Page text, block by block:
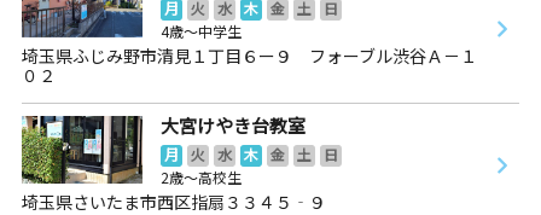
月 火 水 木 金 土
日
4歳～中学生
埼玉県ふじみ野市清見１丁目６ー９ フォーブル渋谷Ａ－１
０２
大宮けやき台教室
月 火 水 木 金 土
日
2歳～高校生
埼玉県さいたま市西区指扇３３４５‐９